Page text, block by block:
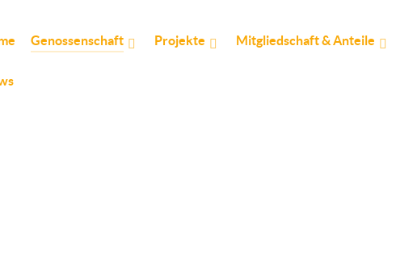
Genossenschaft Projekte Mitgliedschaft & Anteile